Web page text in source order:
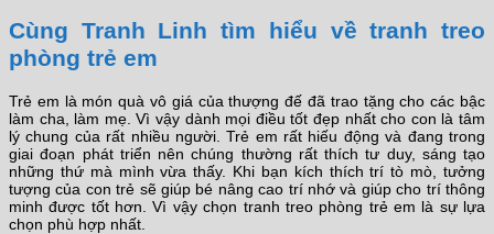
Cùng Tranh Linh tìm hiểu về tranh treo
phòng trẻ em
Trẻ em là món quà vô giá của thượng đế đã trao tặng cho các bậc
làm cha, làm mẹ. Vì vậy dành mọi điều tốt đẹp nhất cho con là tâm
lý chung của rất nhiều người. Trẻ em rất hiếu động và đang trong
giai đoạn phát triển nên chúng thường rất thích tư duy, sáng tạo
những thứ mà mình vừa thấy. Khi bạn kích thích trí tò mò, tưởng
tượng của con trẻ sẽ giúp bé nâng cao trí nhớ và giúp cho trí thông
minh được tốt hơn. Vì vậy chọn tranh treo phòng trẻ em là sự lựa
chọn phù hợp nhất.